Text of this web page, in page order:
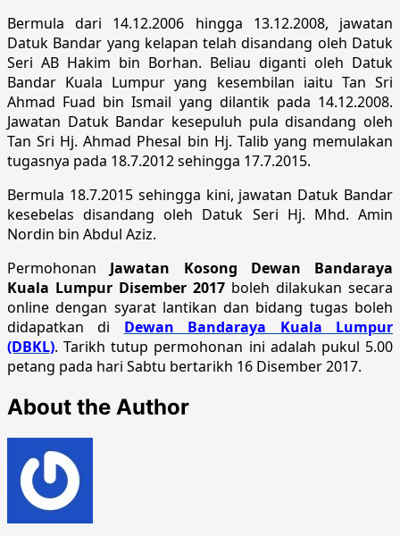
Bermula dari 14.12.2006 hingga 13.12.2008, jawatan
Datuk Bandar yang kelapan telah disandang oleh Datuk
Seri AB Hakim bin Borhan. Beliau diganti oleh Datuk
Bandar Kuala Lumpur yang kesembilan iaitu Tan Sri
Ahmad Fuad bin Ismail yang dilantik pada 14.12.2008.
Jawatan Datuk Bandar kesepuluh pula disandang oleh
Tan Sri Hj. Ahmad Phesal bin Hj. Talib yang memulakan
tugasnya pada 18.7.2012 sehingga 17.7.2015.
Bermula 18.7.2015 sehingga kini, jawatan Datuk Bandar
kesebelas disandang oleh Datuk Seri Hj. Mhd. Amin
Nordin bin Abdul Aziz.
Permohonan Jawatan Kosong Dewan Bandaraya
Kuala Lumpur Disember 2017 boleh dilakukan secara
online dengan syarat lantikan dan bidang tugas boleh
didapatkan di Dewan Bandaraya Kuala Lumpur
(DBKL). Tarikh tutup permohonan ini adalah pukul 5.00
petang pada hari Sabtu bertarikh 16 Disember 2017.
About the Author